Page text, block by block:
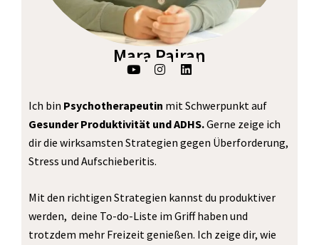
Mara Pairan
Y
o
u
b
I
n
a
g
a
L
i
k
e
d
n
Ich bin Psychotherapeutin mit Schwerpunkt auf
Gesunder Produktivität und ADHS.Gerne zeige ich
dir die wirksamsten Strategien gegen Überforderung,
Stress und Aufschieberitis.
Mit den richtigen Strategien kannst du produktiver
werden, deine To-do-Liste im Griff haben und
trotzdem mehr Freizeit genießen. Ich zeige dir, wie